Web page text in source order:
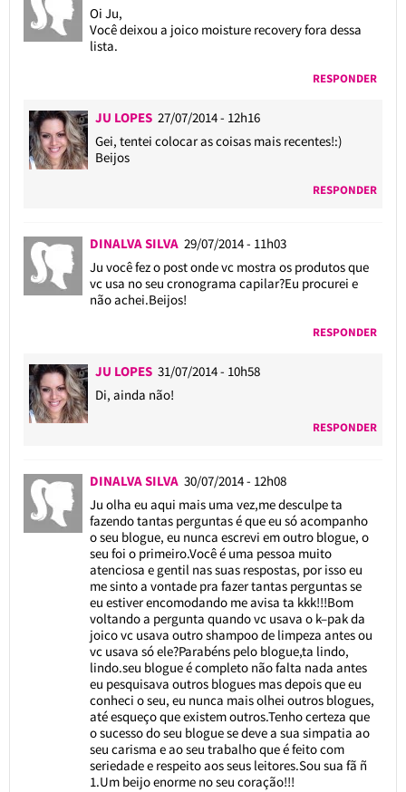
Oi Ju,
Você deixou a joico moisture recovery fora dessa
lista.
RESPONDER
JU LOPES 27/07/2014 - 12h16
Gei, tentei colocar as coisas mais recentes!:)
Beijos
RESPONDER
DINALVA SILVA 29/07/2014 - 11h03
Ju você fez o post onde vc mostra os produtos que
vc usa no seu cronograma capilar?Eu procurei e
não achei.Beijos!
RESPONDER
JU LOPES 31/07/2014 - 10h58
Di, ainda não!
RESPONDER
DINALVA SILVA 30/07/2014 - 12h08
Ju olha eu aqui mais uma vez,me desculpe ta
fazendo tantas perguntas é que eu só acompanho
o seu blogue, eu nunca escrevi em outro blogue, o
seu foi o primeiro.Você é uma pessoa muito
atenciosa e gentil nas suas respostas, por isso eu
me sinto a vontade pra fazer tantas perguntas se
eu estiver encomodando me avisa ta kkk!!!Bom
voltando a pergunta quando vc usava o k–pak da
joico vc usava outro shampoo de limpeza antes ou
vc usava só ele?Parabéns pelo blogue,ta lindo,
lindo.seu blogue é completo não falta nada antes
eu pesquisava outros blogues mas depois que eu
conheci o seu, eu nunca mais olhei outros blogues,
até esqueço que existem outros.Tenho certeza que
o sucesso do seu blogue se deve a sua simpatia ao
seu carisma e ao seu trabalho que é feito com
seriedade e respeito aos seus leitores.Sou sua fã ñ
1.Um beijo enorme no seu coração!!!